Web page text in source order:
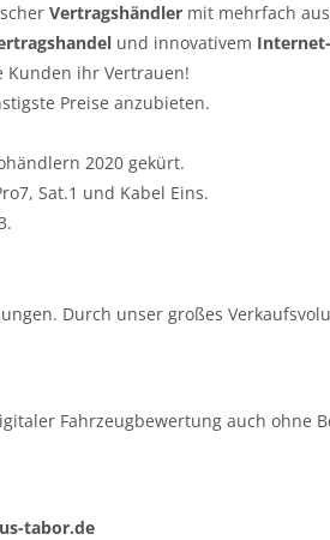
Vertragshändler mit mehrfach
und innovativem
Kunden ihr Vertrauen!
Preise anzubieten.
2020 gekürt.
Sat.1 und Kabel Eins.
Durch unser großes
Fahrzeugbewertung auch ohne
tabor.de